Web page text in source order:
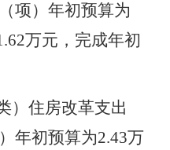
项）年初预算为
万元，完成年初
）住房改革支出
年初预算为2.43万